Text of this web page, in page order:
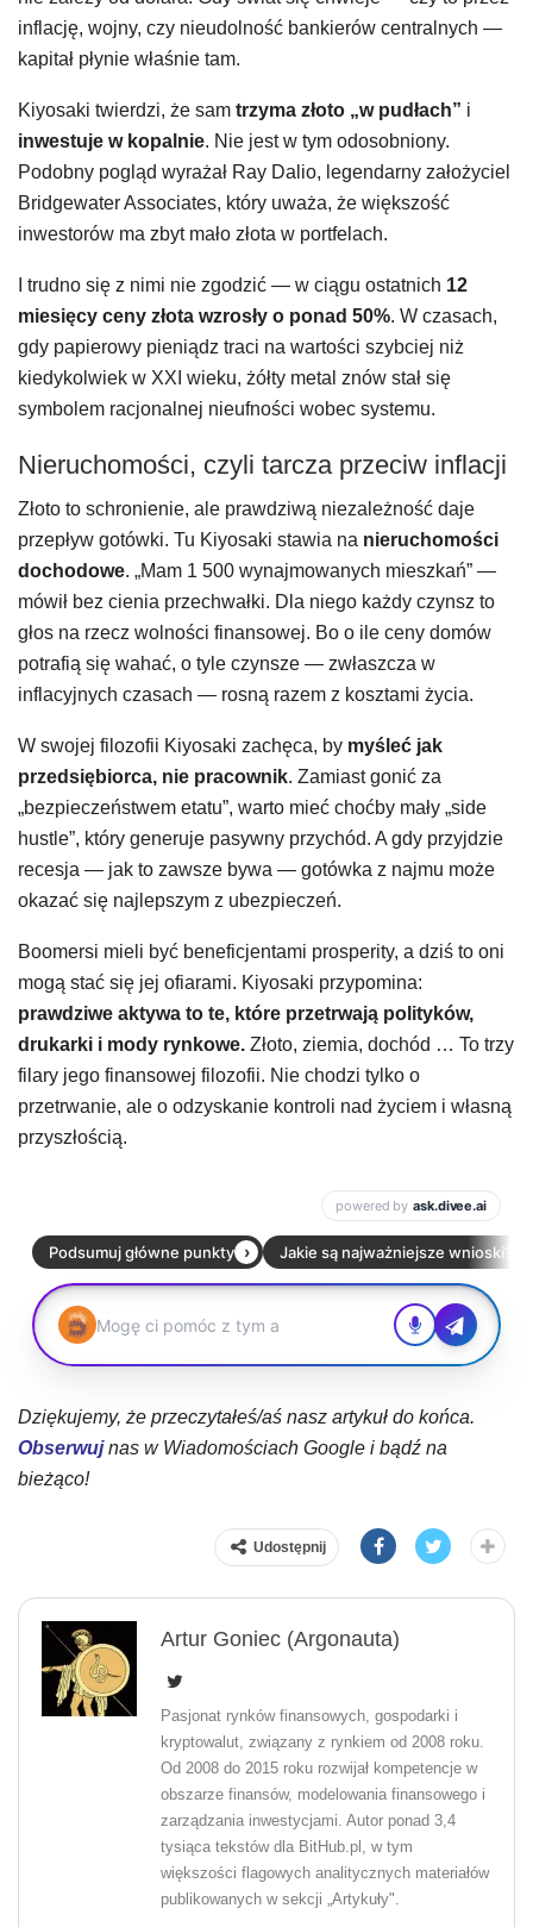
inflację, wojny, czy nieudolność bankierów centralnych —
kapitał płynie właśnie tam.
Kiyosaki twierdzi, że sam trzyma złoto „w pudłach” i
inwestuje w kopalnie. Nie jest w tym odosobniony.
Podobny pogląd wyrażał Ray Dalio, legendarny założyciel
Bridgewater Associates, który uważa, że większość
inwestorów ma zbyt mało złota w portfelach.
I trudno się z nimi nie zgodzić — w ciągu ostatnich 12
miesięcy ceny złota wzrosły o ponad 50%. W czasach,
gdy papierowy pieniądz traci na wartości szybciej niż
kiedykolwiek w XXI wieku, żółty metal znów stał się
symbolem racjonalnej nieufności wobec systemu.
Nieruchomości, czyli tarcza przeciw inflacji
Złoto to schronienie, ale prawdziwą niezależność daje
przepływ gotówki. Tu Kiyosaki stawia na nieruchomości
dochodowe. „Mam 1 500 wynajmowanych mieszkań” —
mówił bez cienia przechwałki. Dla niego każdy czynsz to
głos na rzecz wolności finansowej. Bo o ile ceny domów
potrafią się wahać, o tyle czynsze — zwłaszcza w
inflacyjnych czasach — rosną razem z kosztami życia.
W swojej filozofii Kiyosaki zachęca, by myśleć jak
przedsiębiorca, nie pracownik. Zamiast gonić za
„bezpieczeństwem etatu”, warto mieć choćby mały „side
hustle”, który generuje pasywny przychód. A gdy przyjdzie
recesja — jak to zawsze bywa — gotówka z najmu może
okazać się najlepszym z ubezpieczeń.
Boomersi mieli być beneficjentami prosperity, a dziś to oni
mogą stać się jej ofiarami. Kiyosaki przypomina:
prawdziwe aktywa to te, które przetrwają polityków,
drukarki i mody rynkowe. Złoto, ziemia, dochód … To trzy
filary jego finansowej filozofii. Nie chodzi tylko o
przetrwanie, ale o odzyskanie kontroli nad życiem i własną
przyszłością.
Dziękujemy, że przeczytałeś/aś nasz artykuł do końca.
Obserwujnas w Wiadomościach Google i bądź na
bieżąco!
Udostępnij
Artur Goniec (Argonauta)
Pasjonat rynków finansowych, gospodarki i
kryptowalut, związany z rynkiem od 2008 roku.
Od 2008 do 2015 roku rozwijał kompetencje w
obszarze finansów, modelowania finansowego i
zarządzania inwestycjami. Autor ponad 3,4
tysiąca tekstów dla BitHub.pl, w tym
większości flagowych analitycznych materiałów
publikowanych w sekcji „Artykuły".